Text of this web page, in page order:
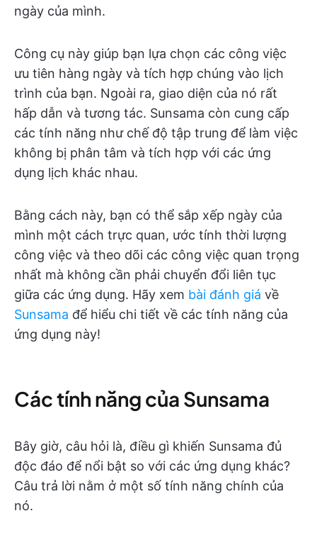
ngày của mình.
Công cụ này giúp bạn lựa chọn các công việc
ưu tiên hàng ngày và tích hợp chúng vào lịch
trình của bạn. Ngoài ra, giao diện của nó rất
hấp dẫn và tương tác. Sunsama còn cung cấp
các tính năng như chế độ tập trung để làm việc
không bị phân tâm và tích hợp với các ứng
dụng lịch khác nhau.
Bằng cách này, bạn có thể sắp xếp ngày của
mình một cách trực quan, ước tính thời lượng
công việc và theo dõi các công việc quan trọng
nhất mà không cần phải chuyển đổi liên tục
giữa các ứng dụng. Hãy xem bài đánh giá về
Sunsama để hiểu chi tiết về các tính năng của
ứng dụng này!
Các tính năng của Sunsama
Bây giờ, câu hỏi là, điều gì khiến Sunsama đủ
độc đáo để nổi bật so với các ứng dụng khác?
Câu trả lời nằm ở một số tính năng chính của
nó.